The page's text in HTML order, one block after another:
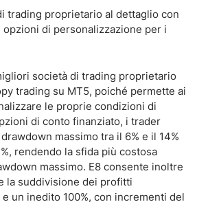
trading proprietario al dettaglio con
di personalizzazione per i
società di trading proprietario
trading su MT5, poiché permette ai
le proprie condizioni di
di conto finanziato, i trader
massimo tra il 6% e il 14%
rendendo la sfida più costosa
massimo. E8 consente inoltre
la suddivisione dei profitti
un inedito 100%, con incrementi del